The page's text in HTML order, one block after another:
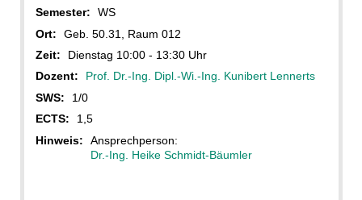
Semester:
WS
Ort:
Geb. 50.31, Raum 012
Zeit:
Dienstag 10:00 - 13:30 Uhr
Dozent:
Prof. Dr.-Ing. Dipl.-Wi.-Ing. Kunibert Lennerts
SWS:
1/0
ECTS:
1,5
Hinweis:
Ansprechperson:
Dr.-Ing. Heike Schmidt-Bäumler